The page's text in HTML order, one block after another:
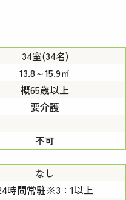
34室(34名)
13.8～15.9㎡
概65歳以上
要介護
不可
なし
時間常駐※3：1以上